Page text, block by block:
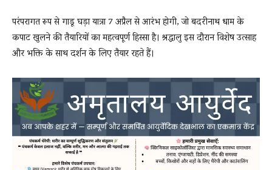
परंपरागत रूप से गाडू घड़ा यात्रा 7 अप्रैल से आरंभ होगी, जो बदरीनाथ धाम के
कपाट खुलने की तैयारियों का महत्वपूर्ण हिस्सा है। श्रद्धालु इस दौरान विशेष उत्साह
और भक्ति के साथ दर्शन के लिए तैयार रहते हैं।